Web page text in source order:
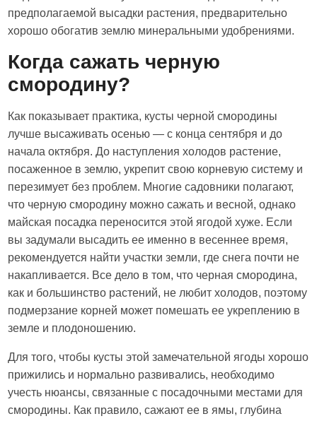
предполагаемой высадки растения, предварительно
хорошо обогатив землю минеральными удобрениями.
Когда сажать черную
смородину?
Как показывает практика, кусты черной смородины
лучше высаживать осенью — с конца сентября и до
начала октября. До наступления холодов растение,
посаженное в землю, укрепит свою корневую систему и
перезимует без проблем. Многие садовники полагают,
что черную смородину можно сажать и весной, однако
майская посадка переносится этой ягодой хуже. Если
вы задумали высадить ее именно в весеннее время,
рекомендуется найти участки земли, где снега почти не
накапливается. Все дело в том, что черная смородина,
как и большинство растений, не любит холодов, поэтому
подмерзание корней может помешать ее укреплению в
земле и плодоношению.
Для того, чтобы кусты этой замечательной ягоды хорошо
прижились и нормально развивались, необходимо
учесть нюансы, связанные с посадочными местами для
смородины. Как правило, сажают ее в ямы, глубина